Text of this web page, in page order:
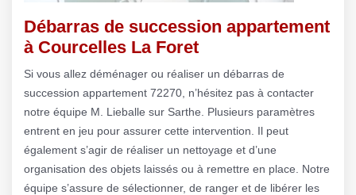
Débarras de succession appartement
à Courcelles La Foret
Si vous allez déménager ou réaliser un débarras de
succession appartement 72270, n’hésitez pas à contacter
notre équipe M. Lieballe sur Sarthe. Plusieurs paramètres
entrent en jeu pour assurer cette intervention. Il peut
également s’agir de réaliser un nettoyage et d’une
organisation des objets laissés ou à remettre en place. Notre
équipe s’assure de sélectionner, de ranger et de libérer les